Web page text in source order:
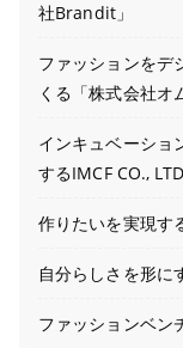
社Brandit」
ファッションをデ
くる「株式会社オ
インキュベーショ
するIMCF CO.,
作りたいを実現す
自分らしさを形に
ファッションベン